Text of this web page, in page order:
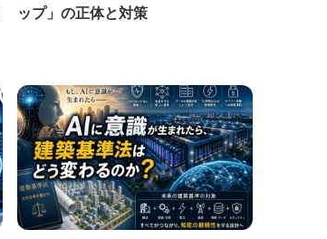
ップ」の正体と対策